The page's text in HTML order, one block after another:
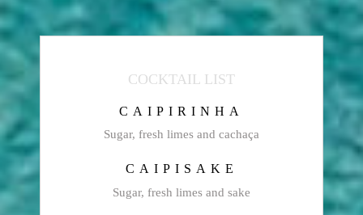
COCKTAIL LIST
CAIPIRINHA
Sugar, fresh limes and cachaça
CAIPISAKE
Sugar, fresh limes and sake